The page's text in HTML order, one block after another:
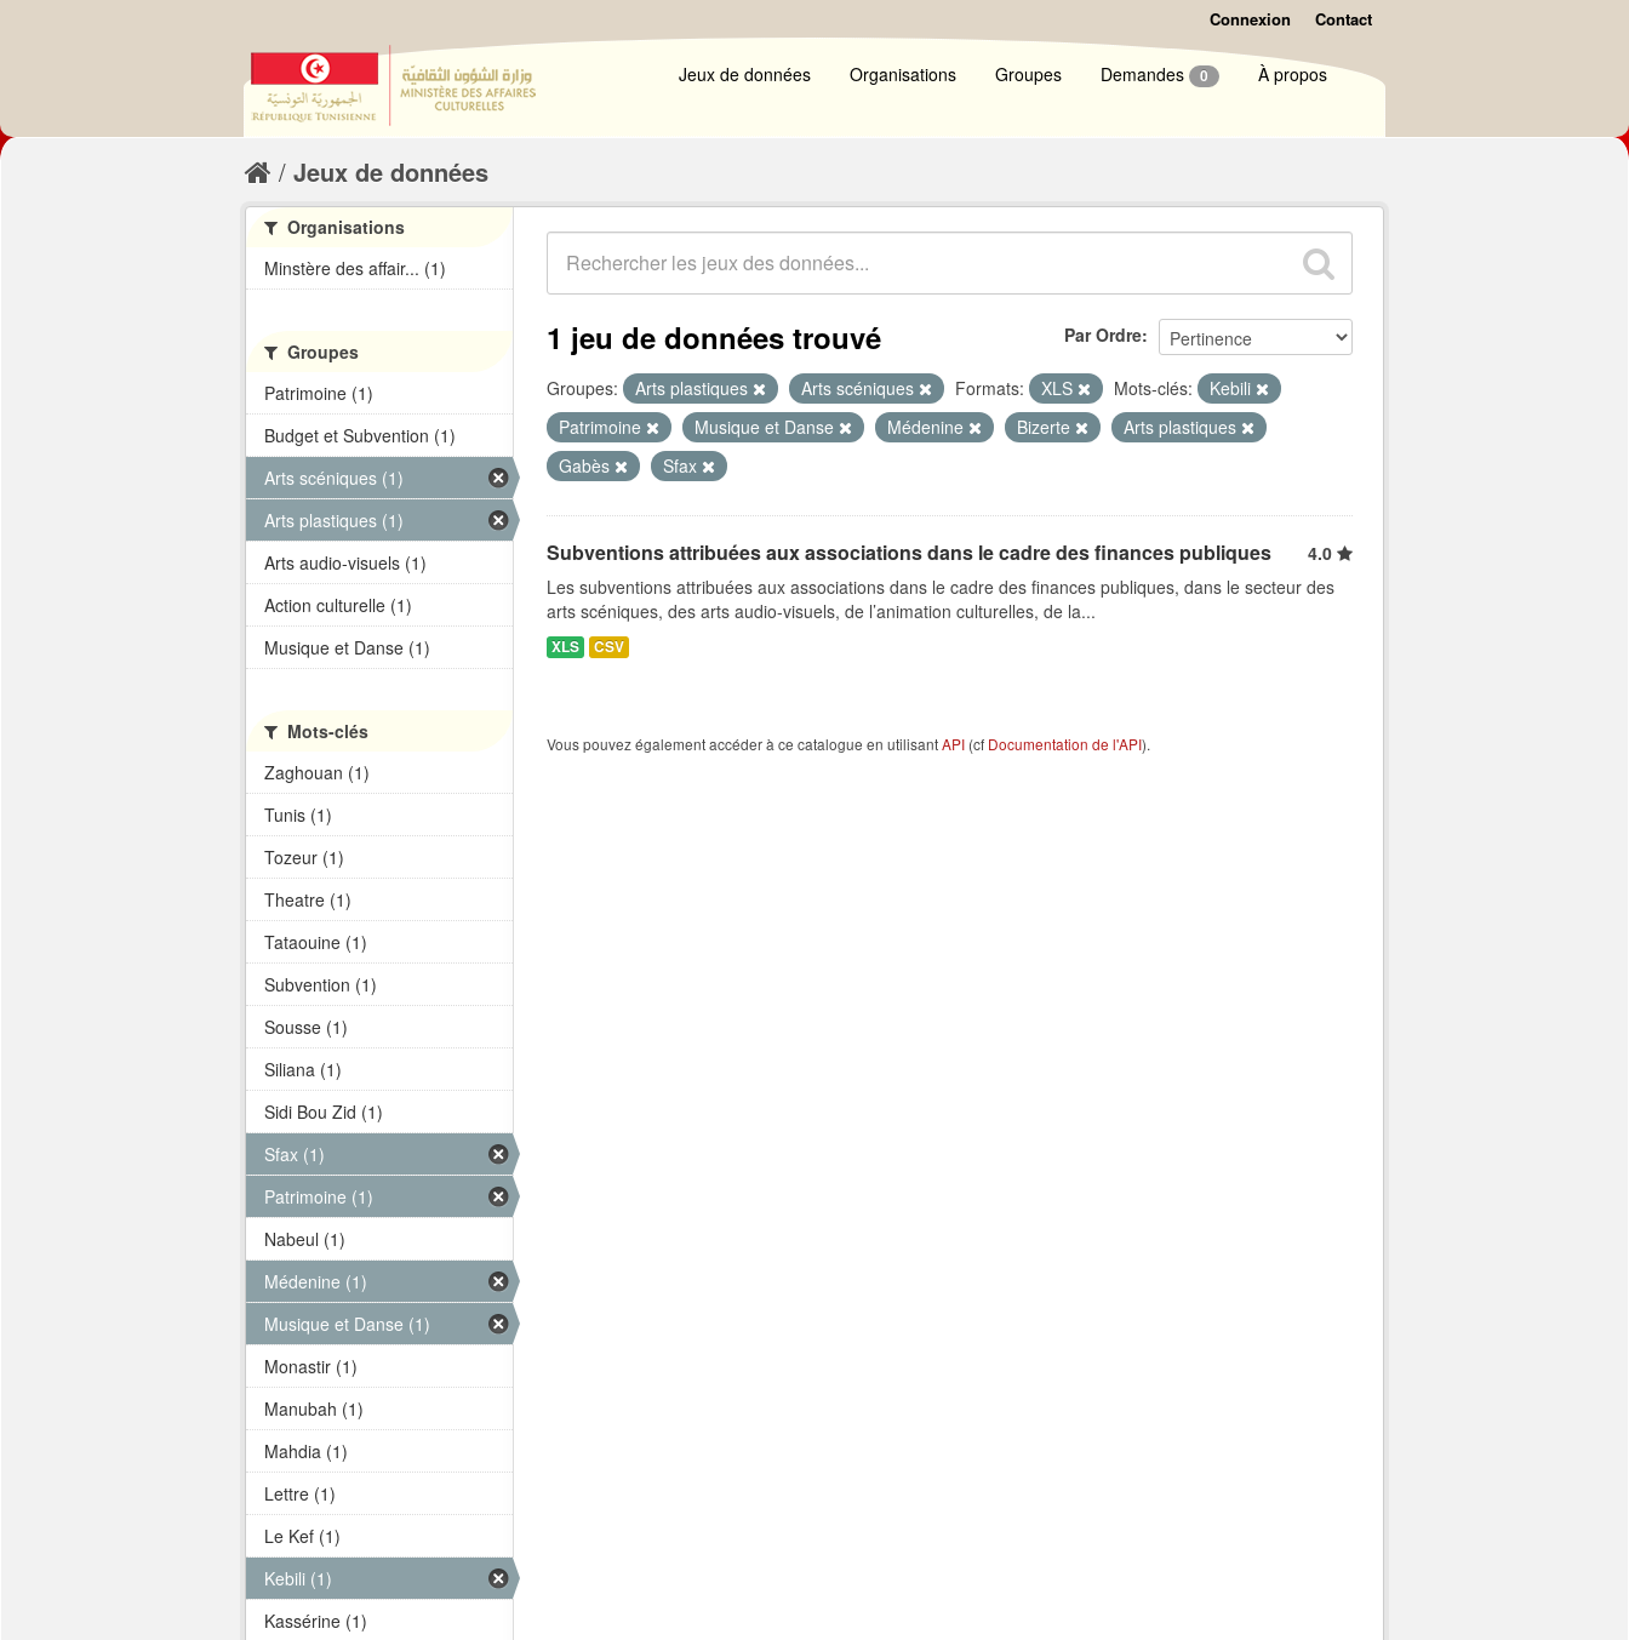
Connexion Contact
Jeux de données Organisations Groupes Demandes 0 À propos
Jeux de données
Par Ordre
1 jeu de données trouvé
Groupes: Arts plastiques Arts scéniques Formats: XLS Mots-clés:
Kebili
Patrimoine
Musique et Danse Médenine Bizerte
Arts plastiques
Gabès
Sfax
Subventions attribuées aux associations dans le cadre des finances publiques
4.0
Les subventions attribuées aux associations dans le cadre des finances publiques, dans le secteur des
arts scéniques, des arts audio-visuels, de l’animation culturelles, de la...
XLS CSV
Vous pouvez également accéder à ce catalogue en utilisantAPI (cf Documentation de l'API).
Organisations
Minstère des affair... (1)
Groupes
Patrimoine (1)
Budget et Subvention (1)
Arts scéniques (1)
Arts plastiques (1)
Arts audio-visuels (1)
Action culturelle (1)
Musique et Danse (1)
Mots-clés
Zaghouan (1)
Tunis (1)
Tozeur (1)
Theatre (1)
Tataouine (1)
Subvention (1)
Sousse (1)
Siliana (1)
Sidi Bou Zid (1)
Sfax (1)
Patrimoine (1)
Nabeul (1)
Médenine (1)
Musique et Danse (1)
Monastir (1)
Manubah (1)
Mahdia (1)
Lettre (1)
Le Kef (1)
Kebili (1)
Kassérine (1)